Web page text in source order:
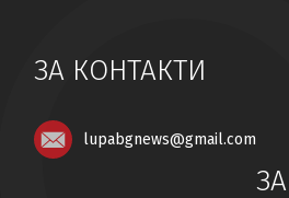
ЗА КОНТАКТИ
lupabgnews@gmail.com